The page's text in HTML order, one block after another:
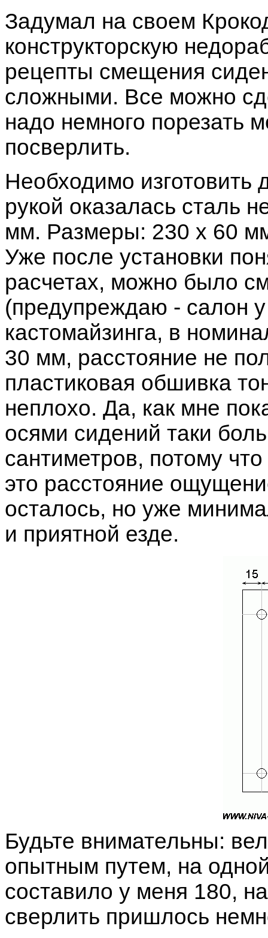
Задумал на своем
конструкторскую
рецепты смещения
сложными. Все можно
надо немного порезать
посверлить.
Необходимо изготовить
рукой оказалась сталь
мм. Размеры: 230 х 60
Уже после установки
расчетах, можно было
(предупреждаю - салон
кастомайзинга, в
30 мм, расстояние не
пластиковая обшивка
неплохо. Да, как мне
осями сидений таки
сантиметров, потому
это расстояние
осталось, но уже
и приятной езде.
Будьте внимательны:
опытным путем, на
составило у меня 180,
сверлить пришлось